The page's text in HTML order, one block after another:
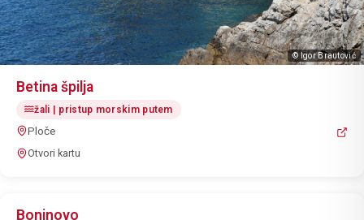
© Igor Brautović
Betina špilja
žali | pristup morskim putem
Ploče
Otvori kartu
Boninovo